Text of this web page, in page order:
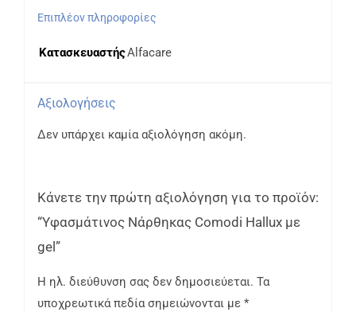
Επιπλέον πληροφορίες
ΚατασκευαστήςAlfacare
Αξιολογήσεις
Δεν υπάρχει καμία αξιολόγηση ακόμη.
Κάνετε την πρώτη αξιολόγηση για το προϊόν:
“Υφασμάτινος Νάρθηκας Comodi Hallux με
gel”
Η ηλ. διεύθυνση σας δεν δημοσιεύεται. Τα
υποχρεωτικά πεδία σημειώνονται με *